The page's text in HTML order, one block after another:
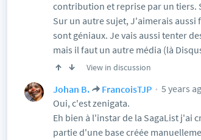
contribution et reprise par un tiers.
Sur un autre sujet, J'aimerais aussi
sont géniaux. Je vais aussi tenter
mais il faut un autre média (là
View in discussion
Johan B. FrancoisTJP
5 years
Oui, c'est zenigata.
Eh bien à l'instar de la SagaList j'ai
partie d'une base créée